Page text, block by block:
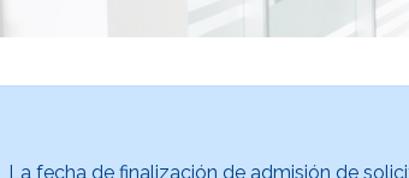
La fecha de finalización de admisión de